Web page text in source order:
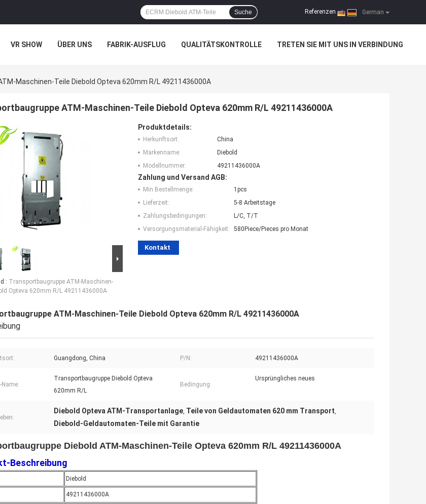
German
Referenzen |
Suche
VR SHOW ÜBER UNS FABRIK-AUSFLUG QUALITÄTSKONTROLLE TRETEN SIE MIT UNS IN VERBINDUNG
Maschinen-Teile Diebold Opteva 620mm R/L 49211436000A
ATM-Maschinen-Teile Diebold Opteva 620mm R/L 49211436000A
: Transportbaugruppe ATM-Maschinen-
Opteva 620mm R/L 49211436000A
Produktdetails:
Herkunftsort:
China
Markenname:
Diebold
Modellnummer:
49211436000A
Zahlung und Versand AGB:
Min Bestellmenge:
1pcs
Lieferzeit:
5-8 Arbeitstage
Zahlungsbedingungen:
L/C, T/T
Versorgungsmaterial-Fähigkeit:
580Piece/Pieces pro Monat
Kontakt
ATM-Maschinen-Teile Diebold Opteva 620mm R/L 49211436000A
Guangdong, China P/N: 49211436000A
Name:
Transportbaugruppe Diebold Opteva
620mm R/L
Bedingung:
Ursprüngliches neues
Diebold Opteva ATM-Transportanlage, Teile von Geldautomaten 620 mm Transport,
Diebold-Geldautomaten-Teile mit Garantie
Diebold ATM-Maschinen-Teile Opteva 620mm R/L 49211436000A
Beschreibung
Diebold
49211436000A